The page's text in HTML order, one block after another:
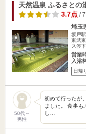
天然温泉 ふるさとの
3.7点/
埼玉
坂戸
東武
ス停
営業
入浴
日帰
50代～
男性
初めて行ったが
ました。 食事も
し…